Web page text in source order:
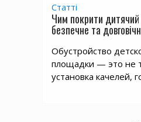
Статті
Чим покрити
безпечне та
Обустройство
площадки — это не
установка качелей,